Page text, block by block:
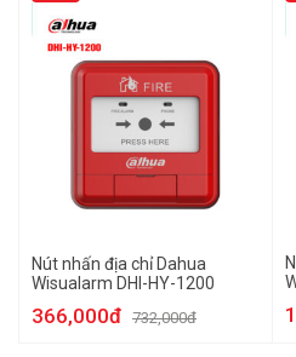
Nút nhấn địa chỉ Dahua
Wisualarm DHI-HY-1200
366,000đ 732,000đ